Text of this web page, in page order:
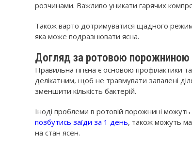
розчинами. Важливо уникати гарячих
Також варто дотримуватися щадного
яка може подразнювати ясна.
Догляд за ротовою порожниною
Правильна гігієна є основою профілактики
делікатним, щоб не травмувати запалені
зменшити кількість бактерій.
Іноді проблеми в ротовій порожнині
позбутись заїди за 1 день, також можуть
на стан ясен.